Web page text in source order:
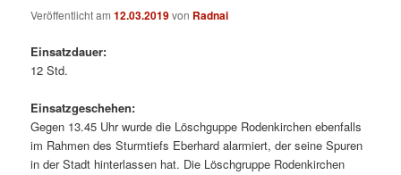
Veröffentlicht am12.03.2019von Radnai
Einsatzdauer:
12 Std.
Einsatzgeschehen:
Gegen 13.45 Uhr wurde die Löschguppe Rodenkirchen ebenfalls
im Rahmen des Sturmtiefs Eberhard alarmiert, der seine Spuren
in der Stadt hinterlassen hat. Die Löschgruppe Rodenkirchen